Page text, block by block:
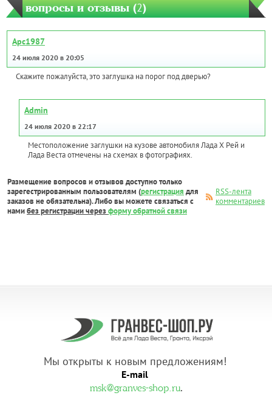
вопросы и отзывы (2)
Apc1987
24 июля 2020 в 20:05
Скажите пожалуйста, это заглушка на порог под дверью?
Admin
24 июля 2020 в 22:17
Местоположение заглушки на кузове автомобиля Лада Х Рей и
Лада Веста отмечены на схемах в фотографиях.
Размещение вопросов и отзывов доступно только
зарегестрированным пользователям (регистрация для
заказов не обязательна). Либо вы можете связаться с
намибез регистрации через форму обратной связи
RSS-лента
комментариев
Мы открыты к новым предложениям!
E-mail
msk@granves-shop.ru.